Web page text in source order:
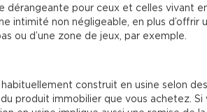
dérangeante pour ceux et celles vivant
intimité non négligeable, en plus
ou d’une zone de jeux, par exemple.
construit en usine selon
produit immobilier que vous achetez.